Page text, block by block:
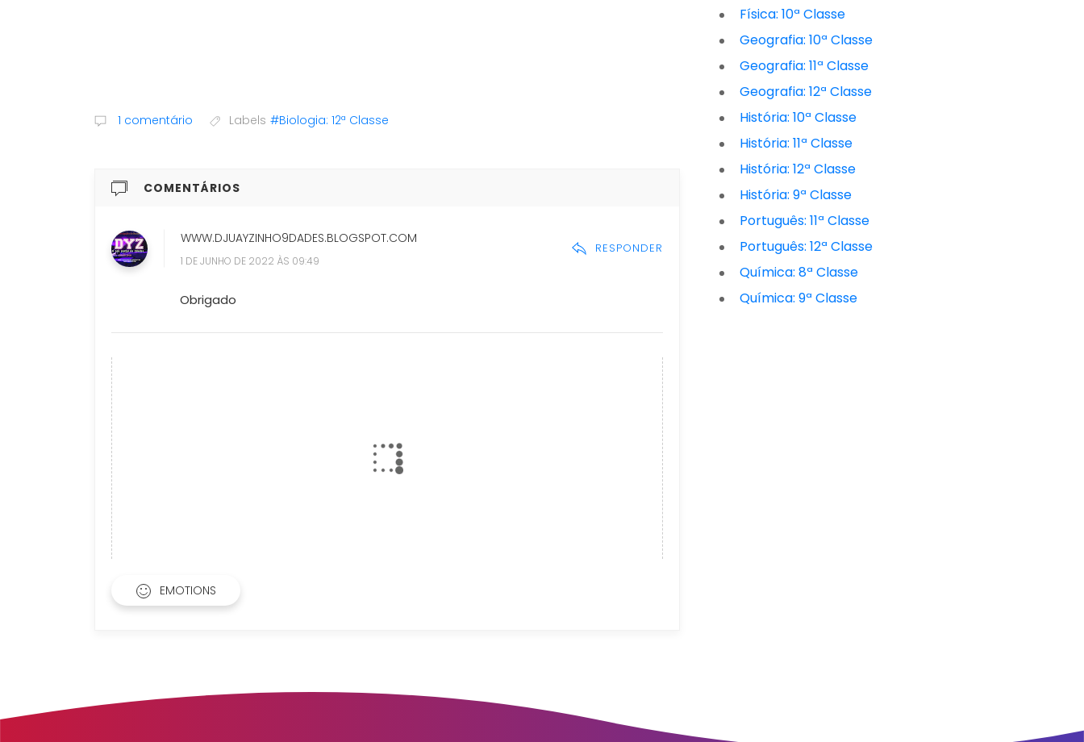
1 comentário Labels #Biologia: 12ª Classe
COMENTÁRIOS
WWW.DJUAYZINHO9DADES.BLOGSPOT.COM
1 DE JUNHO DE 2022 ÀS 09:49
RESPONDER
Obrigado
EMOTIONS
Física: 10ª Classe
Geografia: 10ª Classe
Geografia: 11ª Classe
Geografia: 12ª Classe
História: 10ª Classe
História: 11ª Classe
História: 12ª Classe
História: 9ª Classe
Português: 11ª Classe
Português: 12ª Classe
Química: 8ª Classe
Química: 9ª Classe